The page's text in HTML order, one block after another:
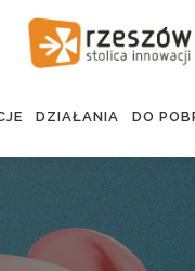
DZIAŁANIA DO